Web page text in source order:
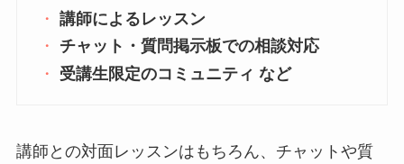
講師によるレッスン
チャット・質問掲示板での相談対応
受講生限定のコミュニティ など
講師との対面レッスンはもちろん、チャットや質